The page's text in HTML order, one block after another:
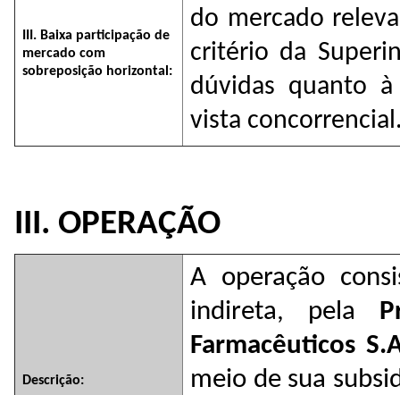
III. Baixa participação de
mercado com
sobreposição horizontal:
do mercado
critério da
dúvidas quanto
vista
III. OPERAÇÃO
Descrição:
A operação
indireta, pela
Farmacêuticos
meio de sua